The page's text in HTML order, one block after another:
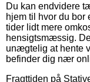
Du kan endvidere
hjem til hvor du bor
tider lidt mere
hensigtsmæssig.
unægtelig at hente
befinder dig nær
Fragttiden på